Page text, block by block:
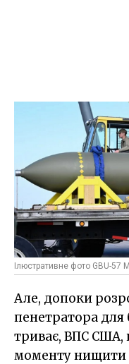
Ілюстративне фото GBU-57
Але, допоки
пенетратора для
триває, ВПС США,
моменту нищити